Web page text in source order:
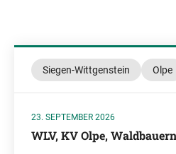
Siegen-Wittgenstein Olpe
23. SEPTEMBER 2026
WLV, KV Olpe,